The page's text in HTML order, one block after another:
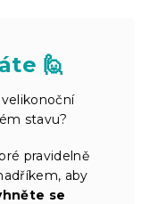
🙋
stavu?
pravidelně
aby
se